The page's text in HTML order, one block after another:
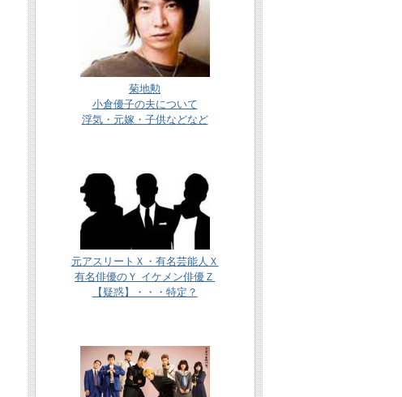
菊地勲
小倉優子の夫について
浮気・元嫁・子供などなど
元アスリートＸ・有名芸能人Ｘ
有名俳優のＹ イケメン俳優Ｚ
【疑惑】・・・特定？